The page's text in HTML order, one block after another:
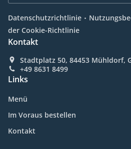
Datenschutzrichtlinie .
der Cookie-Richtlinie
Kontakt
Stadtplatz 50, 84453 Mühldorf,
+49 8631 8499
Links
Menü
Im Voraus bestellen
Kontakt